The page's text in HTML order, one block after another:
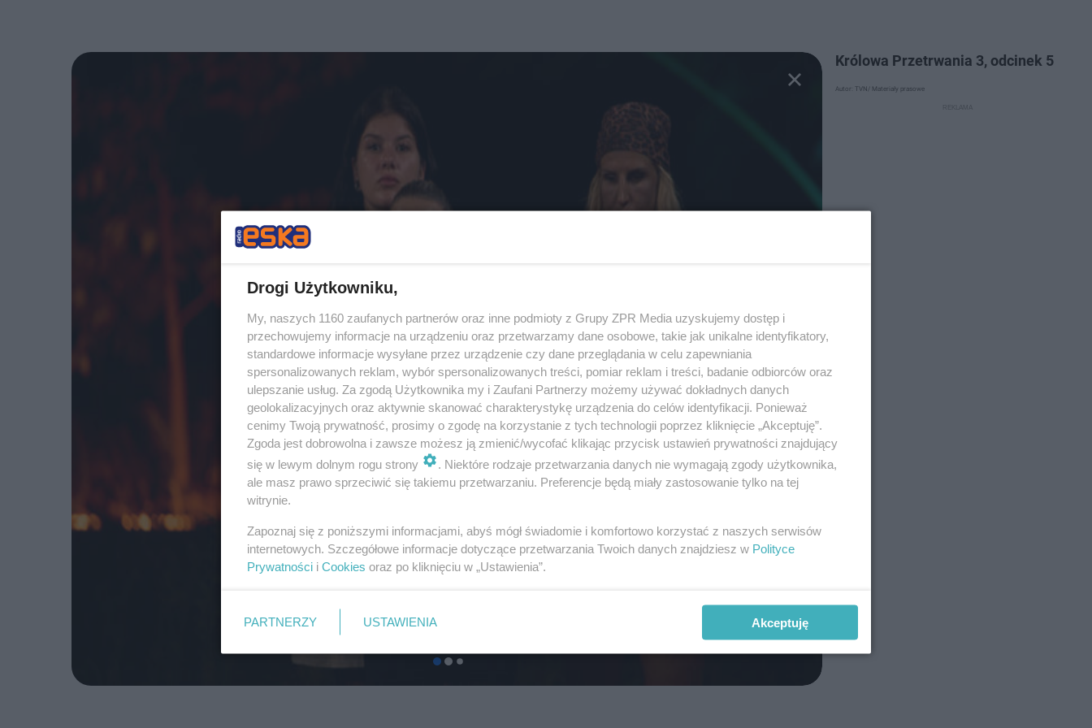
Królowa Przetrwania 3, odcinek 5
Autor: TVN/ Materiały prasowe
Drogi Użytkowniku,
My, naszych 1160 zaufanych partnerów oraz inne podmioty z Grupy ZPR Media uzyskujemy dostęp i
przechowujemy informacje na urządzeniu oraz przetwarzamy dane osobowe, takie jak unikalne identyfikatory,
standardowe informacje wysyłane przez urządzenie czy dane przeglądania w celu zapewniania
spersonalizowanych reklam, wybór spersonalizowanych treści, pomiar reklam i treści, badanie odbiorców oraz
ulepszanie usług. Za zgodą Użytkownika my i Zaufani Partnerzy możemy używać dokładnych danych
geolokalizacyjnych oraz aktywnie skanować charakterystykę urządzenia do celów identyfikacji. Ponieważ
cenimy Twoją prywatność, prosimy o zgodę na korzystanie z tych technologii poprzez kliknięcie „Akceptuję”.
Zgoda jest dobrowolna i zawsze możesz ją zmienić/wycofać klikając przycisk ustawień prywatności znajdujący
się w lewym dolnym rogu strony
. Niektóre rodzaje przetwarzania danych nie wymagają zgody użytkownika,
ale masz prawo sprzeciwić się takiemu przetwarzaniu. Preferencje będą miały zastosowanie tylko na tej
witrynie.
Zapoznaj się z poniższymi informacjami, abyś mógł świadomie i komfortowo korzystać z naszych serwisów
internetowych. Szczegółowe informacje dotyczące przetwarzania Twoich danych znajdziesz w Polityce
Prywatności i Cookies oraz po kliknięciu w „Ustawienia”.
PARTNERZY USTAWIENIA Akceptuję